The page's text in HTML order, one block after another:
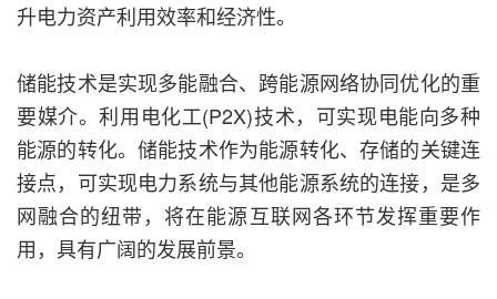
升电力资产利用效率和经济性。
储能技术是实现多能融合、跨能源网络协同优化的重
要媒介。利用电化工(P2X)技术，可实现电能向多种
能源的转化。储能技术作为能源转化、存储的关键连
接点，可实现电力系统与其他能源系统的连接，是多
网融合的纽带，将在能源互联网各环节发挥重要作
用，具有广阔的发展前景。